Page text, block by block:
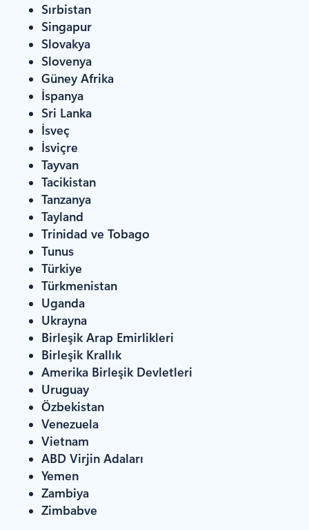
Sırbistan
Singapur
Slovakya
Slovenya
Güney Afrika
İspanya
Sri Lanka
İsveç
İsviçre
Tayvan
Tacikistan
Tanzanya
Tayland
Trinidad ve Tobago
Tunus
Türkiye
Türkmenistan
Uganda
Ukrayna
Birleşik Arap Emirlikleri
Birleşik Krallık
Amerika Birleşik Devletleri
Uruguay
Özbekistan
Venezuela
Vietnam
ABD Virjin Adaları
Yemen
Zambiya
Zimbabve